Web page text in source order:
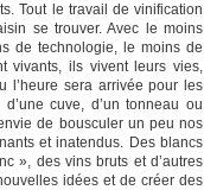
Tout le travail de vinification
se trouver. Avec le moins
de technologie, le moins de
vivants, ils vivent leurs vies,
l’heure sera arrivée pour les
cuve, d’un tonneau ou
de bousculer un peu nos
et inatendus. Des blancs
», des vins bruts et d’autres
idées et de créer des